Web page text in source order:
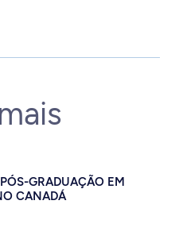
GRADUAÇÃO EM
CANADÁ